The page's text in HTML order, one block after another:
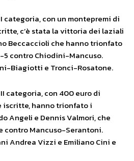
categoria, con un montepremi di
c’è stata la vittoria dei laziali
Beccaccioli che hanno trionfato
contro Chiodini-Mancuso.
Biagiotti e Tronci-Rosatone.
categoria, con 400 euro di
iscritte, hanno trionfato i
Angeli e Dennis Valmori, che
contro Mancuso-Serantoni.
Andrea Vizzi e Emiliano Cini e